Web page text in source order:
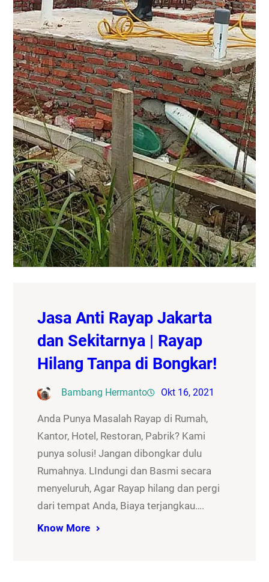
Jasa Anti Rayap Jakarta
dan Sekitarnya | Rayap
Hilang Tanpa di Bongkar!
Bambang Hermanto Okt 16, 2021
Anda Punya Masalah Rayap di Rumah,
Kantor, Hotel, Restoran, Pabrik? Kami
punya solusi! Jangan dibongkar dulu
Rumahnya. LIndungi dan Basmi secara
menyeluruh, Agar Rayap hilang dan pergi
dari tempat Anda, Biaya terjangkau….
Know More